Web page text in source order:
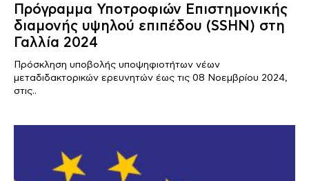
Πρόγραμμα Υποτροφιών Επιστημονικής
διαμονής υψηλού επιπέδου (SSHN) στη
Γαλλία 2024
Πρόσκληση υποβολής υποψηφιοτήτων νέων
μεταδιδακτορικών ερευνητών έως τις 08 Νοεμβρίου 2024,
στις..